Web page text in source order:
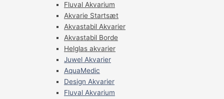
Fluval Akvarium
Akvarie Startsæt
Akvastabil Akvarier
Akvastabil Borde
Helglas akvarier
Juwel Akvarier
AquaMedic
Design Akvarier
Fluval Akvarium